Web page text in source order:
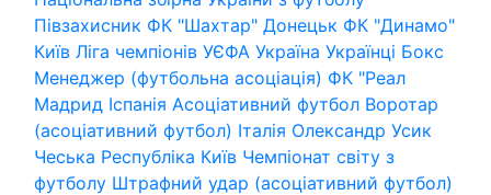
Півзахисник ФК "Шахтар" Донецьк ФК "Динамо"
Київ Ліга чемпіонів УЄФА Україна Українці Бокс
Менеджер (футбольна асоціація) ФК "Реал
Мадрид Іспанія Асоціативний футбол Воротар
(асоціативний футбол) Італія Олександр Усик
Чеська Республіка Київ Чемпіонат світу з
футболу Штрафний удар (асоціативний футбол)